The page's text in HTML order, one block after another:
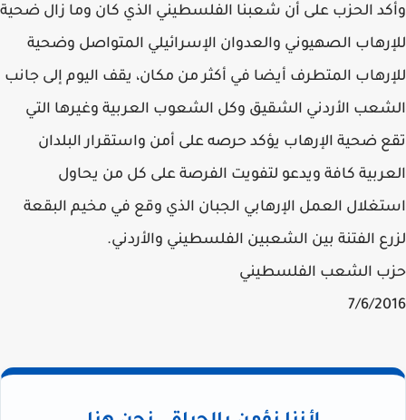
وأكد الحزب على أن شعبنا الفلسطيني الذي كان وما زال ضحية
للإرهاب الصهيوني والعدوان الإسرائيلي المتواصل وضحية
للإرهاب المتطرف أيضا في أكثر من مكان، يقف اليوم إلى جانب
الشعب الأردني الشقيق وكل الشعوب العربية وغيرها التي
تقع ضحية الإرهاب يؤكد حرصه على أمن واستقرار البلدان
العربية كافة ويدعو لتفويت الفرصة على كل من يحاول
استغلال العمل الإرهابي الجبان الذي وقع في مخيم البقعة
لزرع الفتنة بين الشعبين الفلسطيني والأردني.
حزب الشعب الفلسطيني
7/6/2016